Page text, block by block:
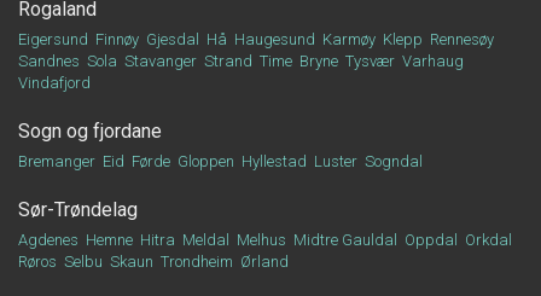
Rogaland
Eigersund Finnøy Gjesdal Hå Haugesund Karmøy Klepp Rennesøy
Sandnes Sola Stavanger Strand Time Bryne Tysvær Varhaug
Vindafjord
Sogn og fjordane
Bremanger Eid Førde Gloppen Hyllestad Luster Sogndal
Sør-Trøndelag
Agdenes Hemne Hitra Meldal Melhus Midtre Gauldal Oppdal
Orkdal
Røros Selbu Skaun Trondheim Ørland